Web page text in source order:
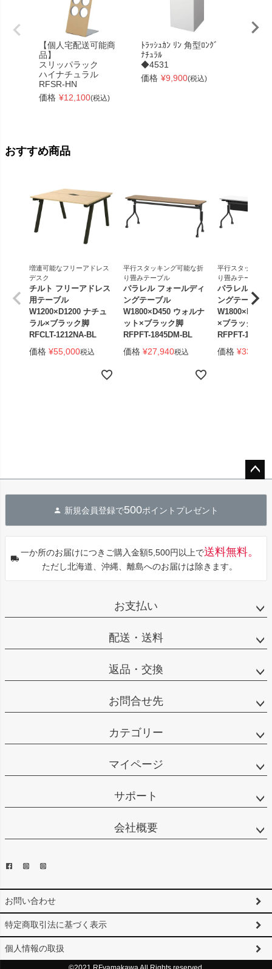
【個人宅配送可能商
品】
スリッパラック
ハイナチュラル
RFSR-HN
価格 ¥12,100(税込)
ﾄﾗｯｼｭｶﾝ ﾘﾝ 角型ﾛﾝｸﾞ
ﾅﾁｭﾗﾙ
◆4531
価格 ¥9,900(税込)
おすすめ商品
増連可能なフリーアドレス
デスク
チルト フリーアドレス
用テーブル
W1200×D1200 ナチュ
ラル×ブラック脚
RFCLT-1212NA-BL
価格 ¥55,000税込
平行スタッキング可能な折
り畳みテーブル
パラレル フォールディ
ングテーブル
W1800×D450 ウォルナ
ット×ブラック脚
RFPFT-1845DM-BL
価格 ¥27,940税込
平行スタッキン
り畳みテーブル
パラレル フォ
ングテーブル
W1800×D450
×ブラック脚
RFPFT-
価格 ¥33,440
へ
新規会員登録で500ポイントプレゼント
一か所のお届けにつきご購入金額5,500円以上で送料無料。
ただし北海道、沖縄、離島へのお届けは除きます。
お支払い
配送・送料
返品・交換
お問合せ先
カテゴリー
マイページ
サポート
会社概要
お問い合わせ
特定商取引法に基づく表示
個人情報の取扱